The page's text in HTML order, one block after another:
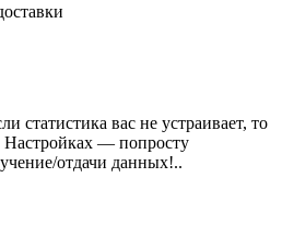
статистика вас не устраивает, то
Настройках — попросту
отдачи данных!..